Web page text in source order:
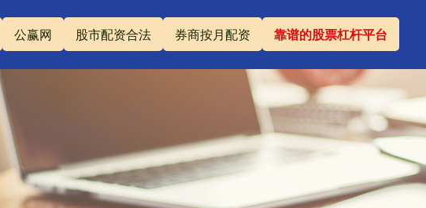
公赢网 股市配资合法 券商按月配资 靠谱的股票杠杆平台